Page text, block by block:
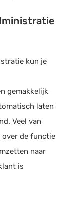
kun je
gemakkelijk
laten
Veel van
over de functie
naar
is